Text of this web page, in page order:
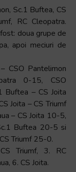
Sc.1 Buftea, CS
RC Cleopatra.
doua grupe de
apoi meciuri de
CSO Pantelimon
0-15, CSO
Buftea – CS Joita
Joita – CS Triumf
– CS Joita 10-5,
Buftea 20-5 si
Triumf 25-0.
Triumf, 3. RC
6. CS Joita.